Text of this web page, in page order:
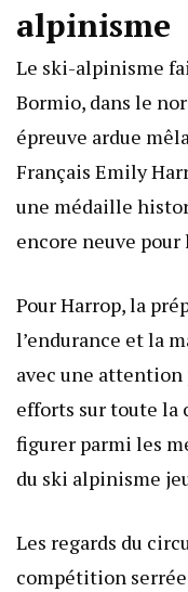
alpinisme
Le ski-alpinisme
Bormio, dans le
épreuve ardue
Français Emily
une médaille
encore neuve
Pour Harrop, la
l’endurance et la
avec une
efforts sur toute la
figurer parmi les
du ski alpinisme
Les regards du
compétition